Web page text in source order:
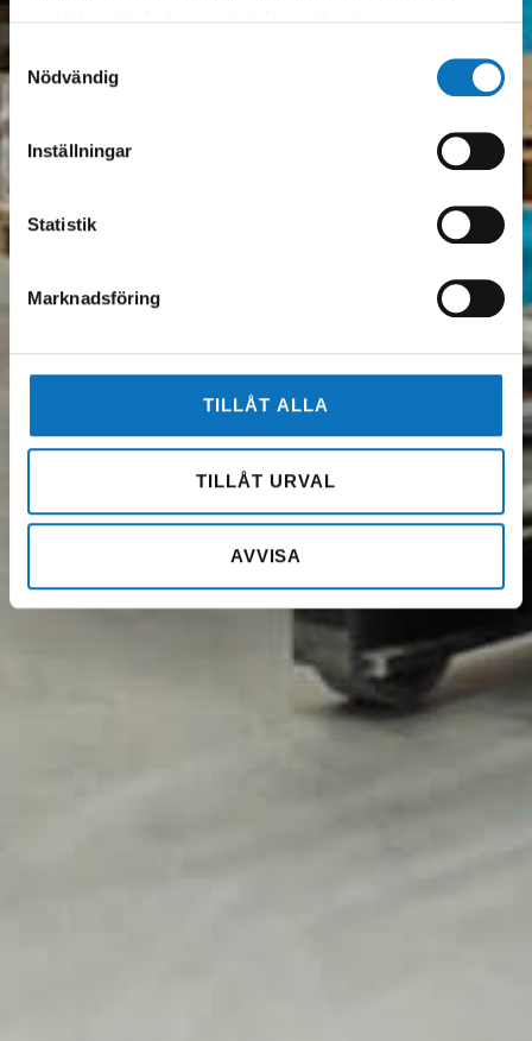
Samtyckesval
Nödvändig
Inställningar
Statistik
Marknadsföring
TILLÅT ALLA
TILLÅT URVAL
AVVISA